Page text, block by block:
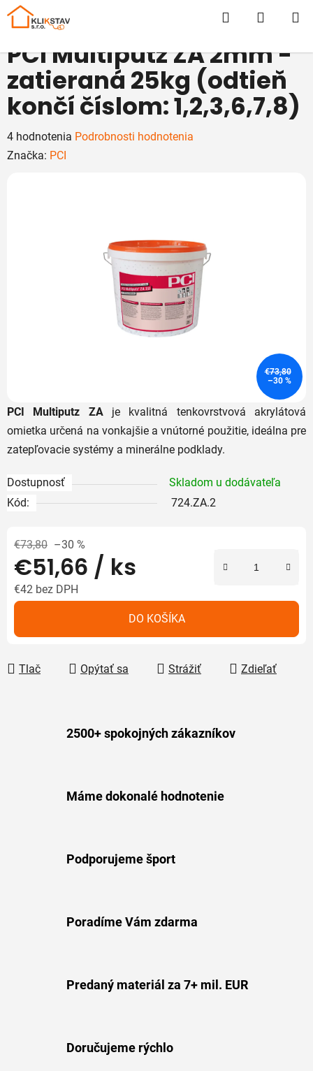
Prejsť
Hľadať
PCI Multiputz ZAje kvalitná tenkovrstvová akrylátová
omietka určená na vonkajšie a vnútorné použitie, ideálna pre
zatepľovacie systémy a minerálne podklady.
Dostupnosť
Skladom u dodávateľa
Kód:
724.ZA.2
€73,80 –30 %
€51,66 / ks
€42 bez DPH
DO KOŠÍKA
Tlač Opýtať sa Strážiť Zdieľať
PCI Multiputz ZA 2mm -
zatieraná 25kg (odtieň
končí číslom: 1,2,3,6,7,8)
Priemerné
hodnotenie
4 hodnotenia Podrobnosti hodnotenia
Značka: PCI
€73,80
–30 %
2500+ spokojných zákazníkov
Máme dokonalé hodnotenie
Podporujeme šport
Poradíme Vám zdarma
Predaný materiál za 7+ mil. EUR
Doručujeme rýchlo